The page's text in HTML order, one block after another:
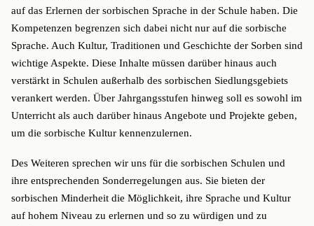
auf das Erlernen der sorbischen Sprache in der Schule haben. Die
Kompetenzen begrenzen sich dabei nicht nur auf die sorbische
Sprache. Auch Kultur, Traditionen und Geschichte der Sorben sind
wichtige Aspekte. Diese Inhalte müssen darüber hinaus auch
verstärkt in Schulen außerhalb des sorbischen Siedlungsgebiets
verankert werden. Über Jahrgangsstufen hinweg soll es sowohl im
Unterricht als auch darüber hinaus Angebote und Projekte geben,
um die sorbische Kultur kennenzulernen.
Des Weiteren sprechen wir uns für die sorbischen Schulen und
ihre entsprechenden Sonderregelungen aus. Sie bieten der
sorbischen Minderheit die Möglichkeit, ihre Sprache und Kultur
auf hohem Niveau zu erlernen und so zu würdigen und zu